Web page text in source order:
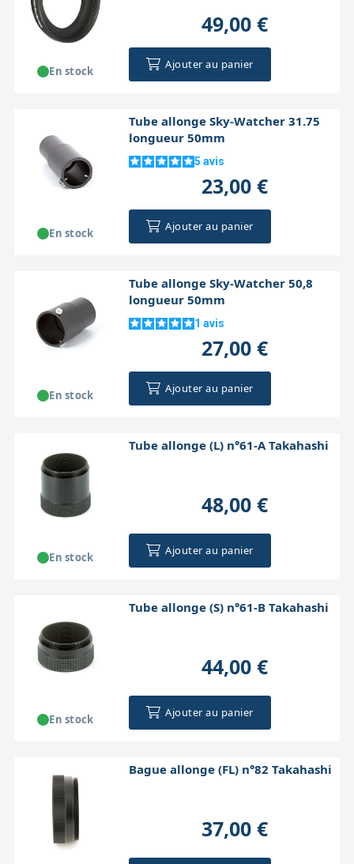
49,00 €
Ajouter au panier
En stock
Tube allonge Sky-Watcher 31.75
longueur 50mm
5 avis
23,00 €
Ajouter au panier
En stock
Tube allonge Sky-Watcher 50,8
longueur 50mm
1 avis
27,00 €
Ajouter au panier
En stock
Tube allonge (L) n°61-A Takahashi
48,00 €
Ajouter au panier
En stock
Tube allonge (S) n°61-B Takahashi
44,00 €
Ajouter au panier
En stock
Bague allonge (FL) n°82 Takahashi
37,00 €